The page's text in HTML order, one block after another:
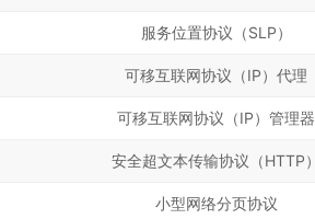
服务位置协议（SLP）
可移互联网协议（IP）代理
可移互联网协议（IP）管理器
安全超文本传输协议（HTTP）
小型网络分页协议